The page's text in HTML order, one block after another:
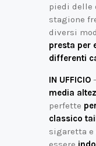
piedi delle
stagione
diversi
presta per
differenti
IN UFFICIO
media
perfette
classico
sigaretta e